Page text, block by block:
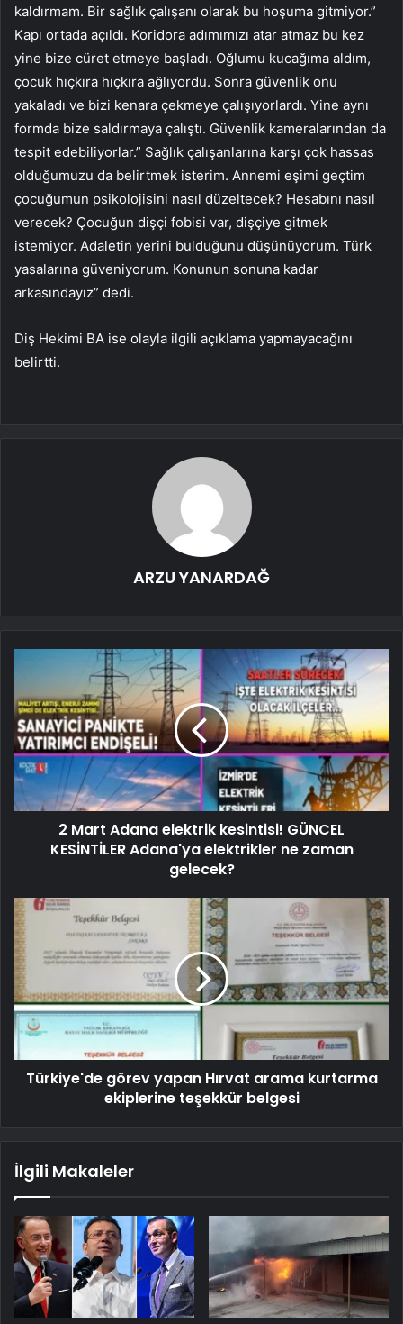
kaldırmam. Bir sağlık çalışanı olarak bu hoşuma gitmiyor.”
Kapı ortada açıldı. Koridora adımımızı atar atmaz bu kez
yine bize cüret etmeye başladı. Oğlumu kucağıma aldım,
çocuk hıçkıra hıçkıra ağlıyordu. Sonra güvenlik onu
yakaladı ve bizi kenara çekmeye çalışıyorlardı. Yine aynı
formda bize saldırmaya çalıştı. Güvenlik kameralarından da
tespit edebiliyorlar.” Sağlık çalışanlarına karşı çok hassas
olduğumuzu da belirtmek isterim. Annemi eşimi geçtim
çocuğumun psikolojisini nasıl düzeltecek? Hesabını nasıl
verecek? Çocuğun dişçi fobisi var, dişçiye gitmek
istemiyor. Adaletin yerini bulduğunu düşünüyorum. Türk
yasalarına güveniyorum. Konunun sonuna kadar
arkasındayız” dedi.
Diş Hekimi BA ise olayla ilgili açıklama yapmayacağını
belirtti.
ARZU YANARDAĞ
2 Mart Adana elektrik kesintisi! GÜNCEL
KESİNTİLER Adana'ya elektrikler ne zaman
gelecek?
Türkiye'de görev yapan Hırvat arama kurtarma
ekiplerine teşekkür belgesi
İlgili Makaleler